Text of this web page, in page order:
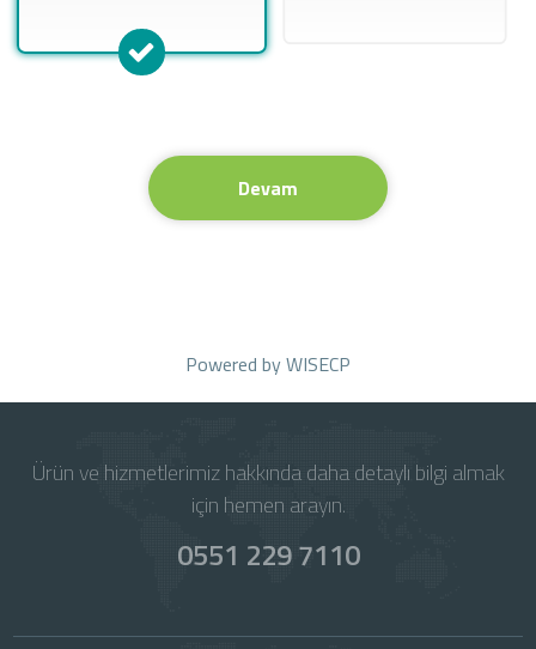
Devam
Powered byWISECP
Ürün ve hizmetlerimiz hakkında daha detaylı bilgi almak
için hemen arayın.
0551 229 7110